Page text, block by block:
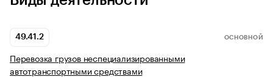
49.41.2 ОСНОВНОЙ
Перевозка грузов неспециализированными
автотранспортными средствами